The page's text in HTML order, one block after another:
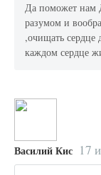
Да поможет нам
разумом и
,очищать сердце
каждом сердце
Василий Кис 17